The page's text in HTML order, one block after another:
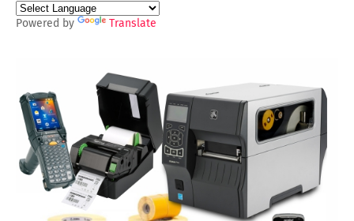
Powered by Translate